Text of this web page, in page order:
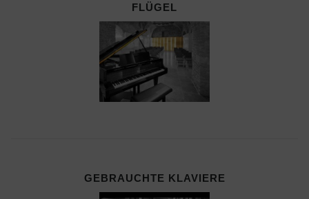
FLÜGEL
GEBRAUCHTE KLAVIERE